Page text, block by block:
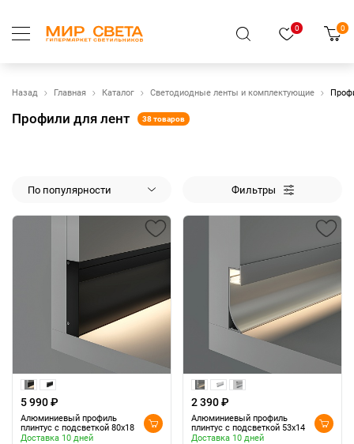
0 0
Назад Главная Каталог Светодиодные ленты и комплектующие
Профили для лент 38 товаров
По популярности Фильтры
5 990 ₽
Алюминиевый профиль
плинтус с подсветкой 80x18
Доставка 10 дней
2 390 ₽
Алюминиевый профиль
плинтус с подсветкой 53x14
Доставка 10 дней